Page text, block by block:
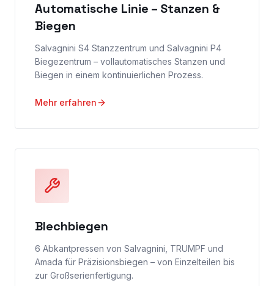
Automatische Linie – Stanzen &
Biegen
Salvagnini S4 Stanzzentrum und Salvagnini P4
Biegezentrum – vollautomatisches Stanzen und
Biegen in einem kontinuierlichen Prozess.
Mehr erfahren
Blechbiegen
6 Abkantpressen von Salvagnini, TRUMPF und
Amada für Präzisionsbiegen – von Einzelteilen bis
zur Großserienfertigung.